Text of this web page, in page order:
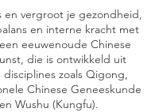
en vergroot je gezondheid,
en interne kracht met
een eeuwenoude Chinese
die is ontwikkeld uit
disciplines zoals Qigong,
Chinese Geneeskunde
Wushu (Kungfu).